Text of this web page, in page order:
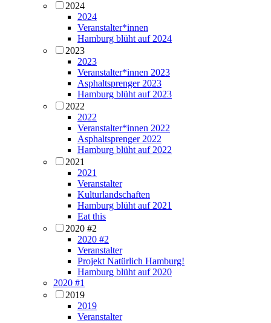
2024
2024
Veranstalter*innen
Hamburg blüht auf 2024
2023
2023
Veranstalter*innen 2023
Asphaltsprenger 2023
Hamburg blüht auf 2023
2022
2022
Veranstalter*innen 2022
Asphaltsprenger 2022
Hamburg blüht auf 2022
2021
2021
Veranstalter
Kulturlandschaften
Hamburg blüht auf 2021
Eat this
2020 #2
2020 #2
Veranstalter
Projekt Natürlich Hamburg!
Hamburg blüht auf 2020
2020 #1
2019
2019
Veranstalter